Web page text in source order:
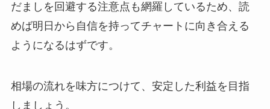
だましを回避する注意点も網羅しているため、読
めば明日から自信を持ってチャートに向き合える
ようになるはずです。
相場の流れを味方につけて、安定した利益を目指
しましょう。